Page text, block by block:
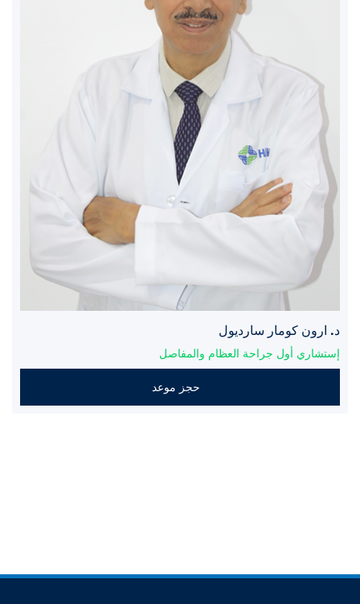
د. ارون كومار سارديول
إستشاري أول جراحة العظام والمفاصل
حجز موعد